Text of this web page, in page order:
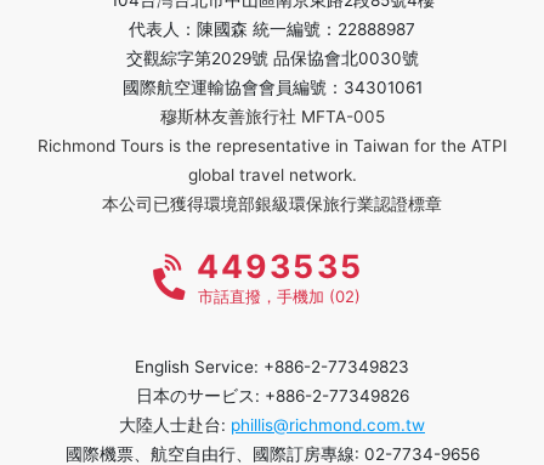
代表人：陳國森 統一編號：22888987
交觀綜字第2029號 品保協會北0030號
國際航空運輸協會會員編號：34301061
穆斯林友善旅行社 MFTA-005
Richmond Tours is the representative in Taiwan for the ATPI
global travel network.
本公司已獲得環境部銀級環保旅行業認證標章
4493535
市話直撥，手機加 (02)
English Service: +886-2-77349823
日本のサービス: +886-2-77349826
大陸人士赴台: phillis@richmond.com.tw
國際機票、航空自由行、國際訂房專線: 02-7734-9656